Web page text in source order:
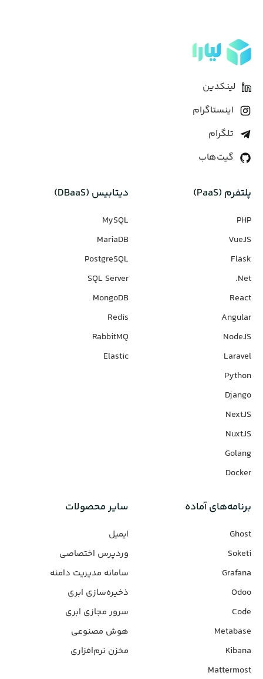
لینکدین
اینستاگرام
تلگرام
گیت‌هاب
پلتفرم (PaaS)
PHP
VueJS
Flask
Net.
React
Angular
NodeJS
Laravel
Python
Django
NextJS
NuxtJS
Golang
Docker
دیتابیس‌ (DBaaS)
MySQL
MariaDB
PostgreSQL
SQL Server
MongoDB
Redis
RabbitMQ
Elastic
برنامه‌های‌ آماده
Ghost
Soketi
Grafana
Odoo
Code
Metabase
Kibana
Mattermost
سایر محصولات
ایمیل
وردپرس‌ اختصاصی
سامانه مدیریت دامنه
ذخیره‌سازی ابری
سرور مجازی ابری
هوش مصنوعی
مخزن نرم‌افزاری